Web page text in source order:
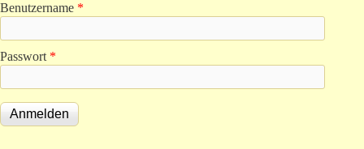
Benutzername *
Passwort *